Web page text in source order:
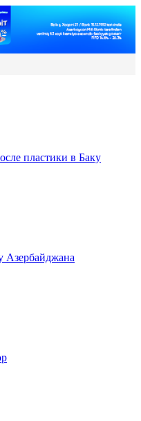
пластики в Баку
Азербайджана